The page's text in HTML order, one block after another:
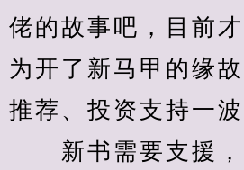
佬的故事吧，目前
为开了新马甲的缘故
推荐、投资支持一波
新书需要支援，